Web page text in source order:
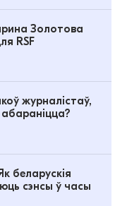
Золотова
RSF
журналістаў,
беларускія
сэнсы ў часы